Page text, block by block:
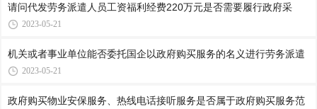
请问代发劳务派遣人员工资福利经费220万元是否需要履行政府采
2023-05-21
机关或者事业单位能否委托国企以政府购买服务的名义进行劳务派遣
2023-05-21
政府购买物业安保服务、热线电话接听服务是否属于政府购买服务范